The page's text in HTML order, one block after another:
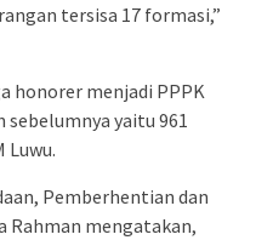
tersisa 17 formasi,”
honorer menjadi PPPK
sebelumnya yaitu 961
Luwu.
Pemberhentian dan
Rahman mengatakan,